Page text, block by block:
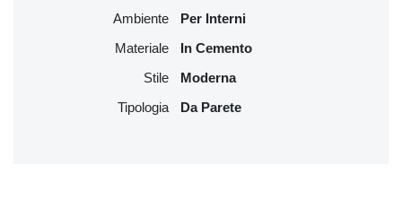
Ambiente Per Interni
Materiale In Cemento
Stile Moderna
Tipologia Da Parete